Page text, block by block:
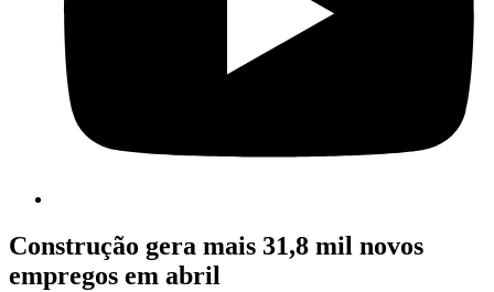
Construção gera mais 31,8 mil novos
empregos em abril